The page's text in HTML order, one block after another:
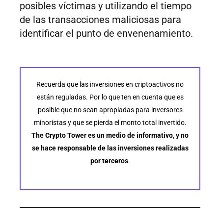
posibles víctimas y utilizando el tiempo
de las transacciones maliciosas para
identificar el punto de envenenamiento.
Recuerda que las inversiones en criptoactivos no
están reguladas. Por lo que ten en cuenta que es
posible que no sean apropiadas para inversores
minoristas y que se pierda el monto total invertido.
The Crypto Tower es un medio de informativo, y no
se hace responsable de las inversiones realizadas
por terceros.